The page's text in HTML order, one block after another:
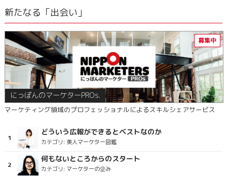
新たなる「出会い」
にっぽんのマーケターPROs.
マーケティング領域のプロフェッショナルによるスキルシェアサービス
どういう広報ができるとベストなのか
カテゴリ: 美人マーケター図鑑
何もないところからのスタート
カテゴリ: マーケターの企み